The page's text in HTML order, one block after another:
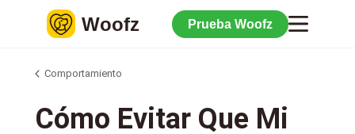
Woofz Prueba Woofz
Comportamiento
Cómo Evitar Que Mi